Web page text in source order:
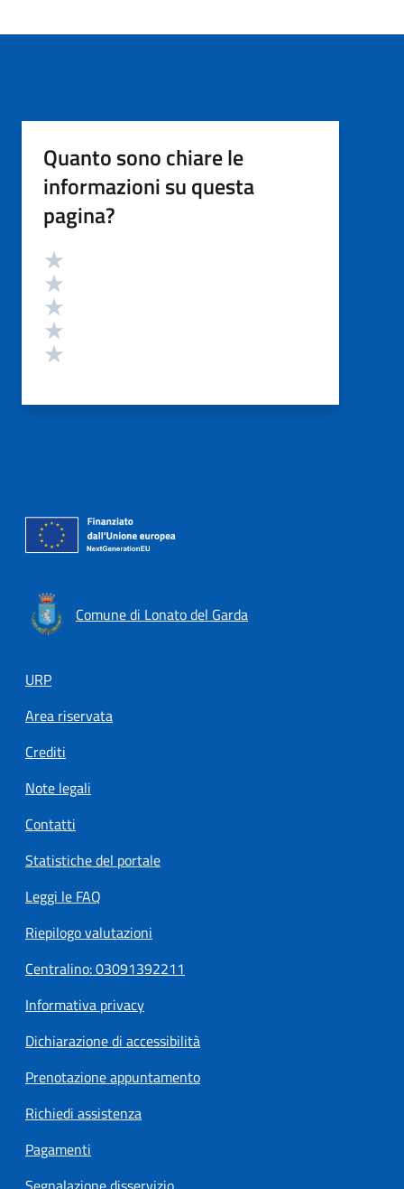
Quanto sono chiare le
informazioni su questa
pagina?
Valutazione
Comune di Lonato del Garda
Footer menu
URP
Area riservata
Crediti
Note legali
Contatti
Statistiche del portale
Leggi le FAQ
Riepilogo valutazioni
Centralino: 03091392211
Informativa privacy
Dichiarazione di accessibilità
Prenotazione appuntamento
Richiedi assistenza
Pagamenti